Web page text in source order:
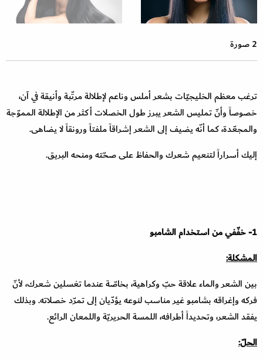
2 صورة
ترغب معظم الخليجيّات بشعر أملس وناعم لإطلالة مرتّبة وأنيقة في آن،
خصوصاً وأنّ تمليس الشعر يبرز طول الخصلات أكثر من الإطلالة المموّجة
والمجعّدة، كما أنّه يضيف إلى الشعر إشراقاً ملفتاً ورونقاً لا يضاهى.
إليك أسراراً لتنعيم شعرك والحفاظ على صحّته ومنحه البريق.
1- خفّفي من استخدام الشامبو
المشكلة:
بين الشعر والماء علاقة حبّ وكراهية، بخاصّة عندما تغسلين شعرك، لأنّ
فركه وإغراقه بشامبو غير مناسب لنوعه يؤدّيان إلى تمرّد خصلاته. وبذلك
يفقد الشعر، وتحديداً أطرافه، اللمسة الحريريّة واللمعان الرائع.
الحلّ: